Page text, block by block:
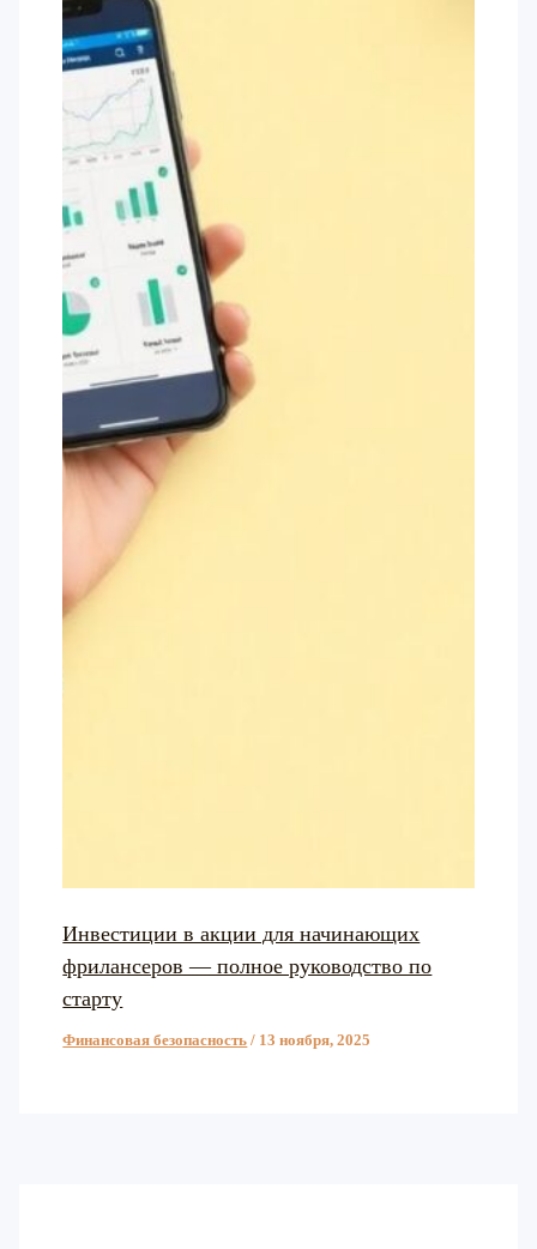
Инвестиции в акции для начинающих
фрилансеров — полное руководство по
старту
Финансовая безопасность / 13 ноября, 2025